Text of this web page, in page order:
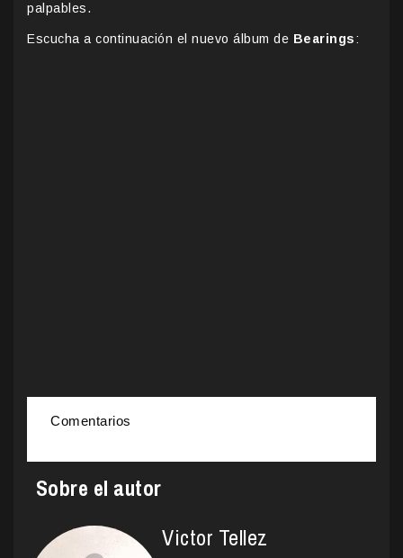
palpables.
Escucha a continuación el nuevo álbum de Bearings:
Comentarios
Sobre el autor
Victor Tellez